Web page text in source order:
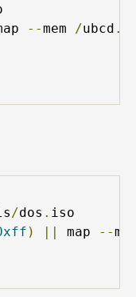
--mem /ubcd .
/dos . iso
) || map --